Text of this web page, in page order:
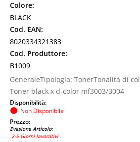
Colore:
BLACK
Cod. EAN:
8020334321383
Cod. Produttore:
B1009
GeneraleTipologia: TonerTonalità di
Toner black x d-color mf3003/3004
Disponibilità:
Non Disponibile
Prezzo:
Evasione Articolo:
2-5 Giorni lavorativi